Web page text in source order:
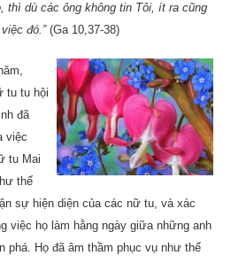
thì dù các ông không tin Tôi, ít ra cũng
đó.”(Ga 10,37-38)
tu tu hội
đã
việc
tu Mai
thế
sự hiện diện của các nữ tu, và xác
việc họ làm hằng ngày giữa những anh
phá. Họ đã âm thầm phục vụ như thế